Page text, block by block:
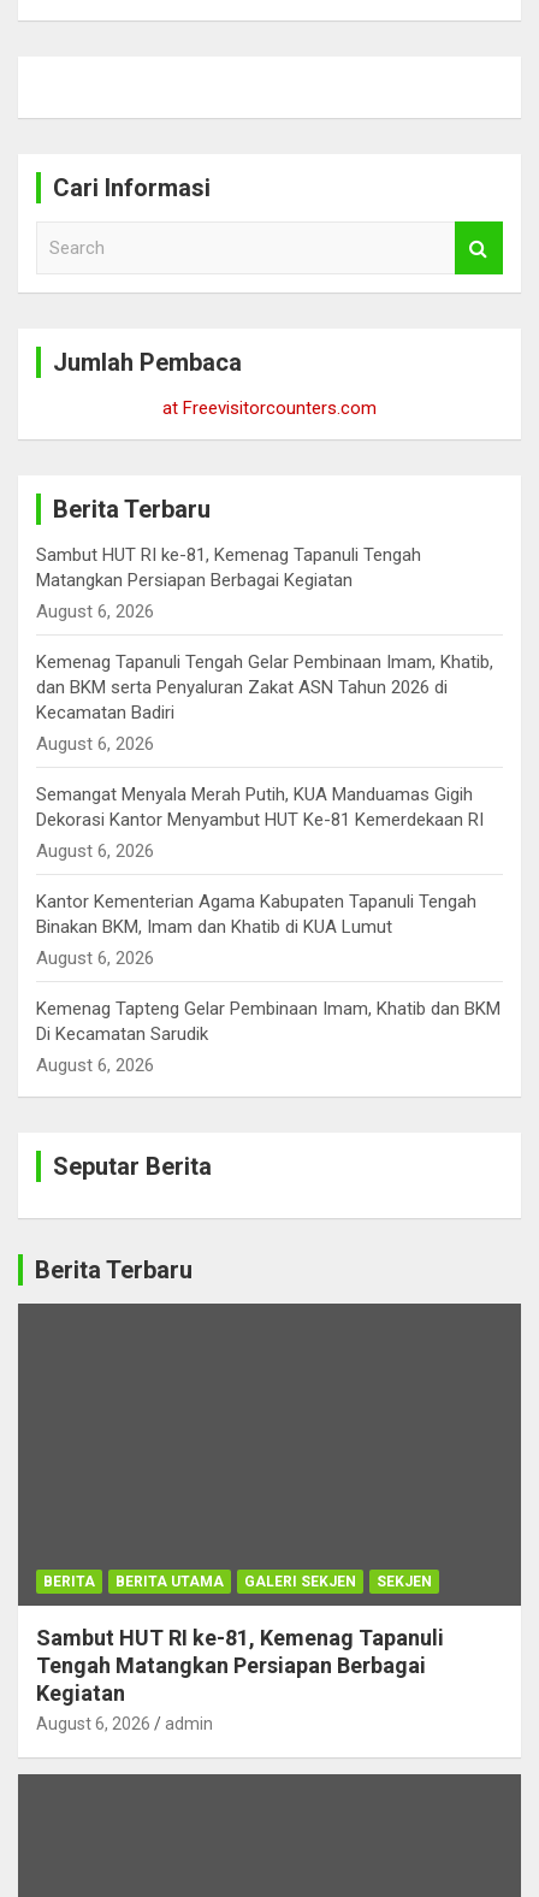
Cari Informasi
Jumlah Pembaca
at Freevisitorcounters.com
Berita Terbaru
Sambut HUT RI ke-81, Kemenag Tapanuli Tengah
Matangkan Persiapan Berbagai Kegiatan
August 6, 2026
Kemenag Tapanuli Tengah Gelar Pembinaan Imam, Khatib,
dan BKM serta Penyaluran Zakat ASN Tahun 2026 di
Kecamatan Badiri
August 6, 2026
Semangat Menyala Merah Putih, KUA Manduamas Gigih
Dekorasi Kantor Menyambut HUT Ke-81 Kemerdekaan RI
August 6, 2026
Kantor Kementerian Agama Kabupaten Tapanuli Tengah
Binakan BKM, Imam dan Khatib di KUA Lumut
August 6, 2026
Kemenag Tapteng Gelar ‎Pembinaan Imam, Khatib dan BKM
‎Di Kecamatan Sarudik
August 6, 2026
Seputar Berita
Berita Terbaru
BERITA BERITA UTAMA GALERI SEKJEN SEKJEN
Sambut HUT RI ke-81, Kemenag Tapanuli
Tengah Matangkan Persiapan Berbagai
Kegiatan
August 6, 2026 admin